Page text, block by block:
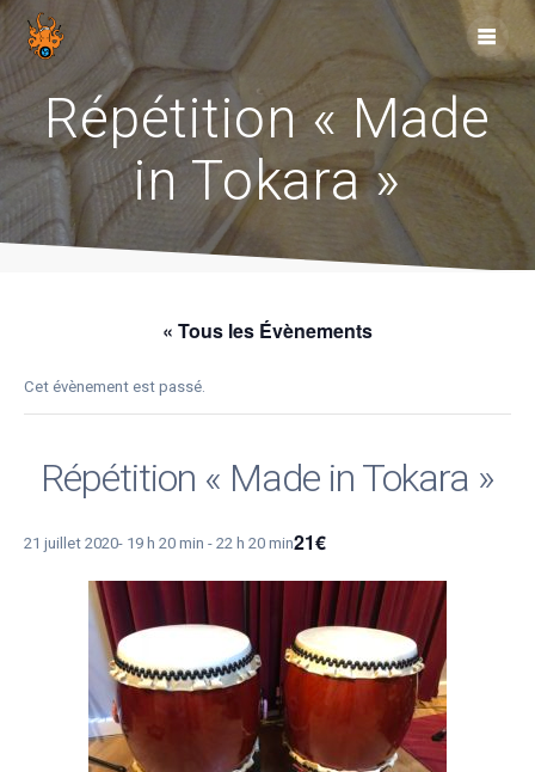
content
Répétition « Made
in Tokara »
« Tous les Évènements
Cet évènement est passé.
Répétition « Made in Tokara »
21 juillet 2020- 19 h 20 min - 22 h 20 min21€